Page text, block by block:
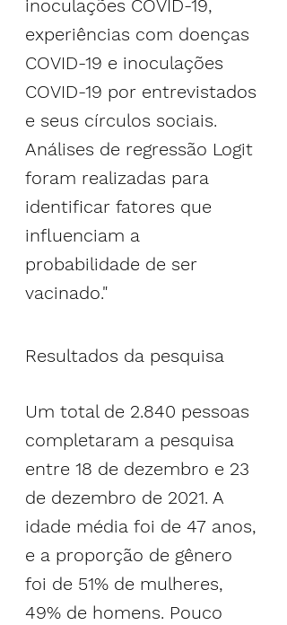
inoculações COVID-19,
experiências com doenças
COVID-19 e inoculações
COVID-19 por entrevistados
e seus círculos sociais.
Análises de regressão Logit
foram realizadas para
identificar fatores que
influenciam a
probabilidade de ser
vacinado."
Resultados da pesquisa
Um total de 2.840 pessoas
completaram a pesquisa
entre 18 de dezembro e 23
de dezembro de 2021. A
idade média foi de 47 anos,
e a proporção de gênero
foi de 51% de mulheres,
49% de homens. Pouco